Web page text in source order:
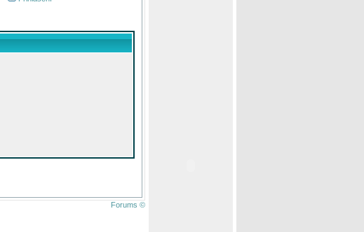
Forums ©